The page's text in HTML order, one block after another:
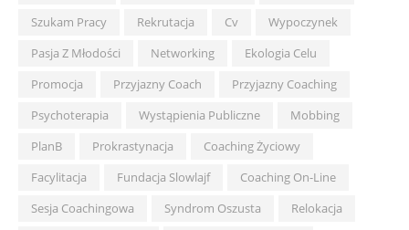
Szukam Pracy
Rekrutacja Cv
Wypoczynek
Pasja Z Młodości
Networking
Ekologia Celu
Promocja
Przyjazny Coach
Przyjazny Coaching
Psychoterapia
Wystąpienia Publiczne
Mobbing
PlanB
Prokrastynacja
Coaching Życiowy
Facylitacja
Fundacja Slowlajf
Coaching On-Line
Sesja Coachingowa
Syndrom Oszusta
Relokacja